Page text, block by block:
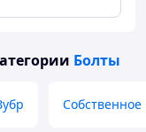
Болты
Собственное